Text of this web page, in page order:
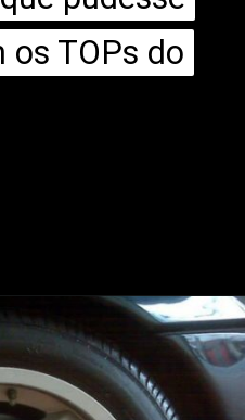
TOPs do
TOPs do
https://mundofixa.com.br/unico-no-brasil-lotus-omega-foi-visto-pela-ultima-vez-em-sp-com-apenas-18-mil-km-rodados/